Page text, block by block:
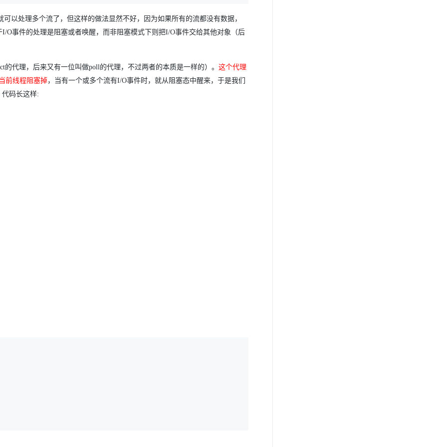
处理多个流了，但这样的做法显然不好，因为如果所有的流都没有数据，
O事件的处理是阻塞或者唤醒，而非阻塞模式下则把I/O事件交给其他对象（后
代理，后来又有一位叫做poll的代理，不过两者的本质是一样的）。 这个代理
前线程阻塞掉，当有一个或多个流有I/O事件时，就从阻塞态中醒来，于是我们
码长这样: